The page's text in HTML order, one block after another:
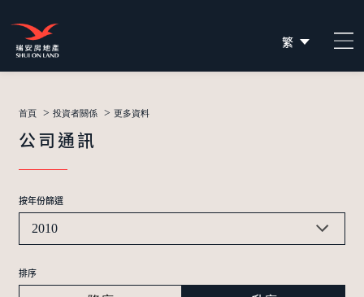
繁
简
首頁 > 投資者關係 > 更多資料
公司通訊
按年份篩選
2010
排序